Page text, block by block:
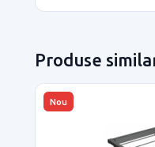
Produse
Nou